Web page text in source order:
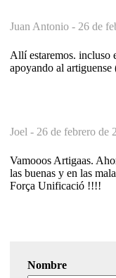
Juan Antonio - 26 de
Allí estaremos. incluso
apoyando al artiguense
Joel - 26 de febrero de
Vamooos Artigaas.
las buenas y en las
Força Unificació !!!!
Nombre